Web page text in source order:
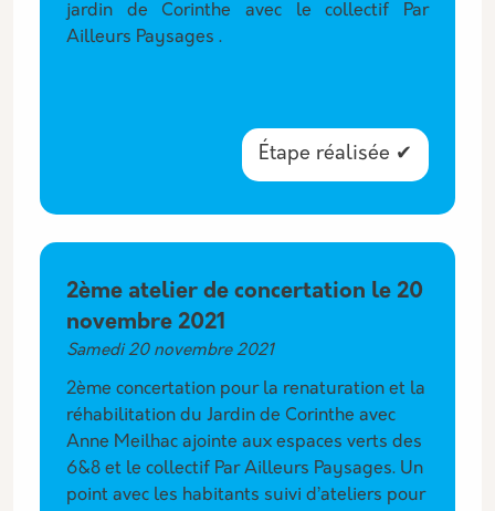
jardin de Corinthe avec le collectif Par
Ailleurs Paysages .
Étape réalisée ✔
2ème atelier de concertation le 20
novembre 2021
Samedi 20 novembre 2021
2ème concertation pour la renaturation et la
réhabilitation du Jardin de Corinthe avec
Anne Meilhac ajointe aux espaces verts des
6&8 et le collectif Par Ailleurs Paysages. Un
point avec les habitants suivi d’ateliers pour